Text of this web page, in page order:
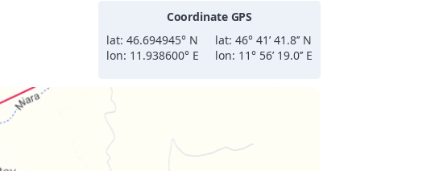
Coordinate GPS
lat: 46.694945° N
lon: 11.938600° E
lat: 46° 41’ 41.8’’ N
lon: 11° 56’ 19.0’’ E